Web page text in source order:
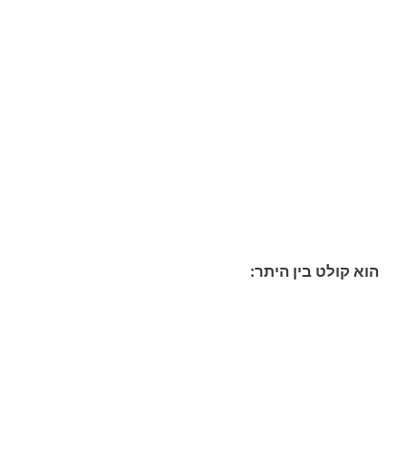
הוא קולט בין היתר: